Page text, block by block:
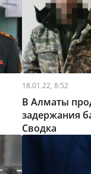
18.01.22, 8:52
В Алматы
задержания
Сводка